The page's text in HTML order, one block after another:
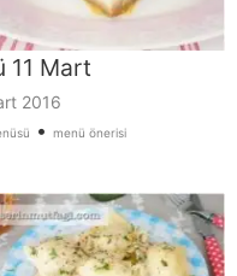
11 Mart
2016
• menü önerisi